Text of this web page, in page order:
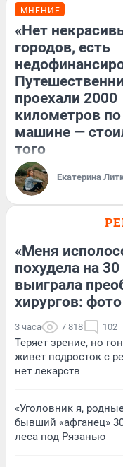
МНЕНИЕ
«Нет
городов, есть
проехали 2000
километров по
машине —
того
Екатерина
«Меня
похудела на
выиграла
хирургов:
3 часа 7 818 102
Теряет зрение, но
живет подросток с
нет лекарств
«Уголовник я,
бывший «афганец»
леса под Рязанью